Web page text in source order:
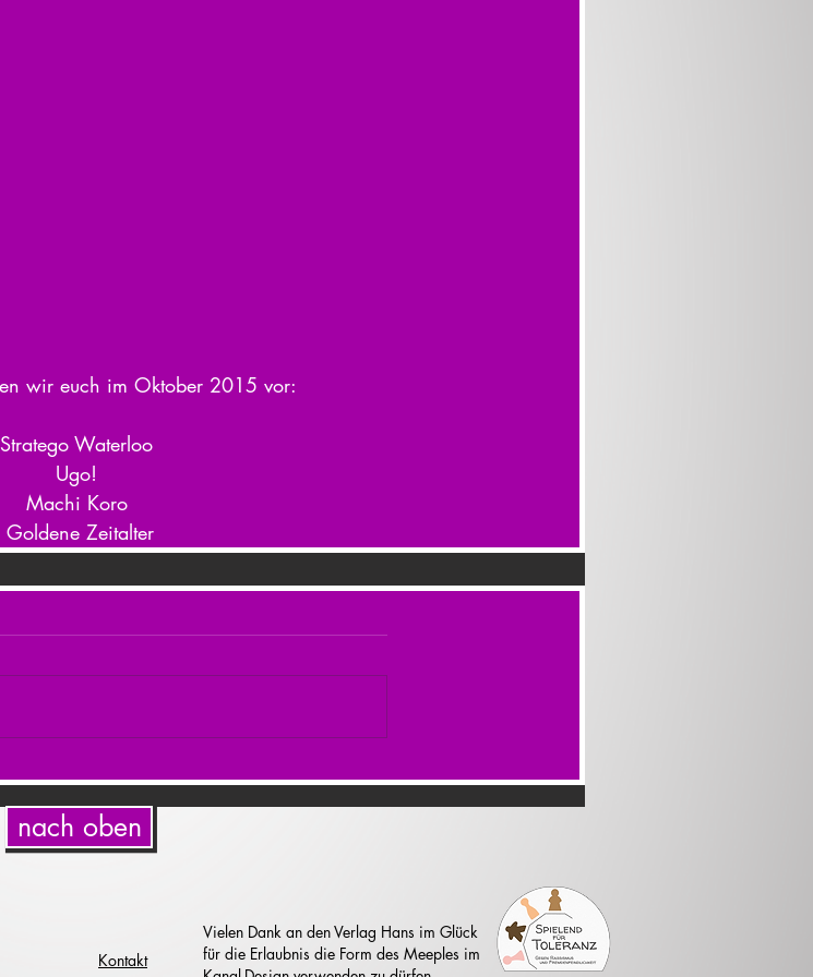
wir euch im Oktober 2015 vor:
Stratego Waterloo
Ugo!
Machi Koro
Goldene Zeitalter
nach oben
Kontakt
Vielen Dank an den Verlag Hans im Glück
für die Erlaubnis die Form des Meeples im